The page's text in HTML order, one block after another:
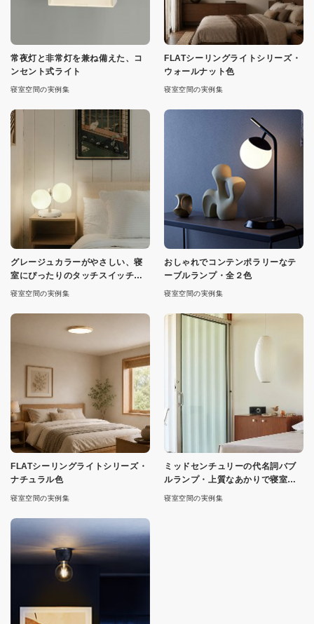
常夜灯と非常灯を兼ね備えた、コ
ンセント式ライト
寝室空間の実例集
FLATシーリングライトシリーズ・
ウォールナット色
寝室空間の実例集
グレージュカラーがやさしい、寝
室にぴったりのタッチスイッチ式
ライト
寝室空間の実例集
おしゃれでコンテンポラリーなテ
ーブルランプ・全２色
寝室空間の実例集
FLATシーリングライトシリーズ・
ナチュラル色
寝室空間の実例集
ミッドセンチュリーの代名詞バブ
ルランプ・上質なあかりで寝室を
演出
寝室空間の実例集